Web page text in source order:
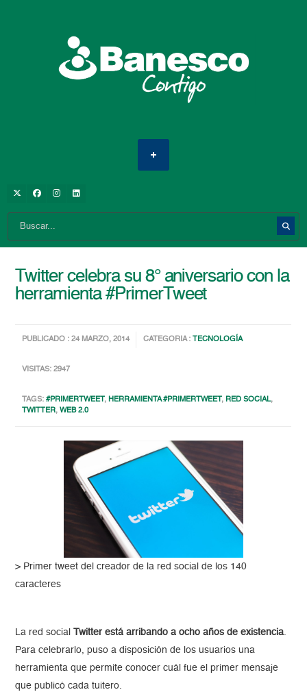
Twitter celebra su 8° aniversario con la
herramienta #PrimerTweet
PUBLICADO : 24 MARZO, 2014 CATEGORIA : TECNOLOGÍA
VISITAS: 2947
TAGS:#PRIMERTWEET,HERRAMIENTA #PRIMERTWEET, RED SOCIAL,
TWITTER,WEB 2.0
> Primer tweet del creador de la red social de los 140
caracteres
La red social Twitter está arribando a ocho años de existencia.
Para celebrarlo, puso a disposición de los usuarios una
herramienta que permite conocer cuál fue el primer mensaje
que publicó cada tuitero.